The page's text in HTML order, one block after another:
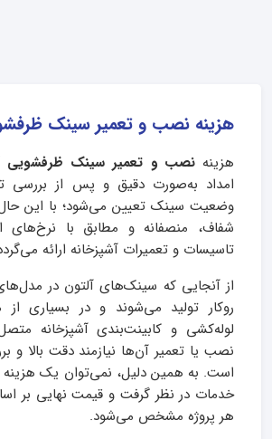
هزینه نصب و تعمیر سینک
هزینهنصب و تعمیر سینک ظرفشویی
امداد به‌صورت دقیق و پس از
وضعیت سینک تعیین می‌شود؛ با این
شفاف، منصفانه و مطابق با نرخ‌های
تاسیسات و تعمیرات آشپزخانه ارائه
از آنجایی که سینک‌های آلتون در
روکار تولید می‌شوند و در بسیاری از
لوله‌کشی و کابینت‌بندی آشپزخانه
نصب یا تعمیر آن‌ها نیازمند دقت بالا و
است. به همین دلیل، نمی‌توان یک هزینه
خدمات در نظر گرفت و قیمت نهایی بر
هر پروژه مشخص می‌شود.